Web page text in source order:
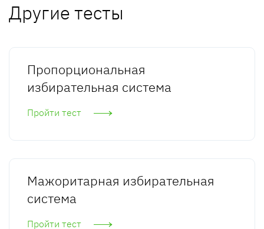
Другие тесты
Пропорциональная
избирательная система
Пройти тест
Мажоритарная избирательная
система
Пройти тест